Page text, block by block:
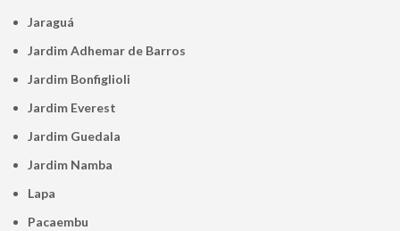
Jaraguá
Jardim Adhemar de Barros
Jardim Bonfiglioli
Jardim Everest
Jardim Guedala
Jardim Namba
Lapa
Pacaembu